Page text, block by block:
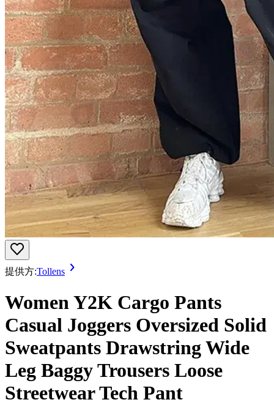
提供方:Tollens
Women Y2K Cargo Pants
Casual Joggers Oversized Solid
Sweatpants Drawstring Wide
Leg Baggy Trousers Loose
Streetwear Tech Pant